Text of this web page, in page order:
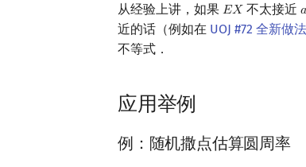
从经验上讲，如果 𝐸𝑋
EX 不太接近 𝑎
a
近的话（例如在 UOJ #72 全新做法
不等式．
应用举例
例：随机撒点估算圆周率